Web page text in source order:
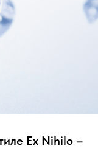
Ex Nihilo –